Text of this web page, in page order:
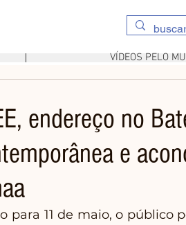
VÍDEOS PELO
endereço no
e
para 11 de maio, o público